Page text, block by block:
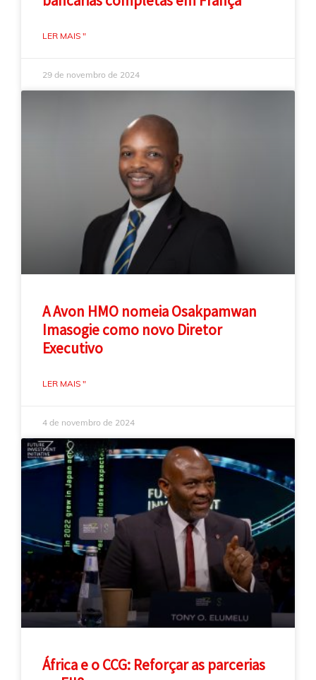
LER MAIS "
29 de novembro de 2024
A Avon HMO nomeia Osakpamwan
Imasogie como novo Diretor
Executivo
LER MAIS "
4 de novembro de 2024
África e o CCG: Reforçar as parcerias